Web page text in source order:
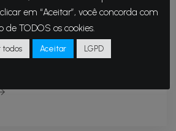
está entrando em uma
automação combinada com
(IA) já é realidade.
em “Aceitar”, você concorda com
de TODOS os cookies.
todos Aceitar LGPD